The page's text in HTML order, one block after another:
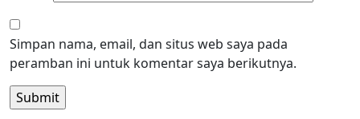
Simpan nama, email, dan situs web saya pada
peramban ini untuk komentar saya berikutnya.